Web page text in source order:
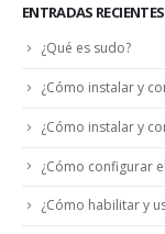
ENTRADAS RECIENTES
¿Qué es sudo?
¿Cómo instalar y
¿Cómo instalar y
¿Cómo configurar
¿Cómo habilitar y